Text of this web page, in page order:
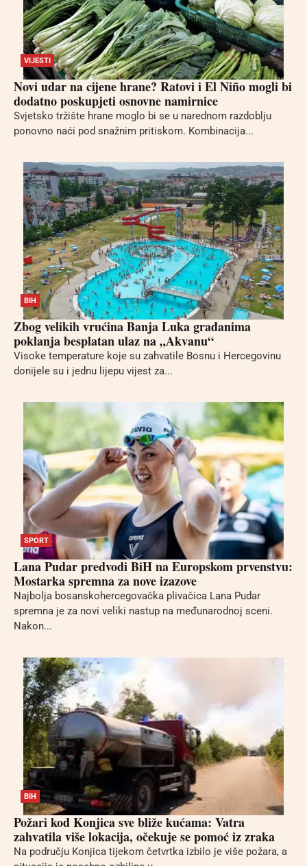
VIJESTI
Novi udar na cijene hrane? Ratovi i El Niño mogli bi
dodatno poskupjeti osnovne namirnice
Svjetsko tržište hrane moglo bi se u narednom razdoblju
ponovno naći pod snažnim pritiskom. Kombinacija...
BIH
Zbog velikih vrućina Banja Luka građanima
poklanja besplatan ulaz na „Akvanu“
Visoke temperature koje su zahvatile Bosnu i Hercegovinu
donijele su i jednu lijepu vijest za...
SPORT
Lana Pudar predvodi BiH na Europskom prvenstvu:
Mostarka spremna za nove izazove
Najbolja bosanskohercegovačka plivačica Lana Pudar
spremna je za novi veliki nastup na međunarodnoj sceni.
Nakon...
BIH
Požari kod Konjica sve bliže kućama: Vatra
zahvatila više lokacija, očekuje se pomoć iz zraka
Na području Konjica tijekom četvrtka izbilo je više požara, a